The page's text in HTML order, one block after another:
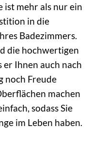
ist mehr als nur ein
in die
Badezimmers.
die hochwertigen
Ihnen auch nach
noch Freude
machen
sodass Sie
im Leben haben.